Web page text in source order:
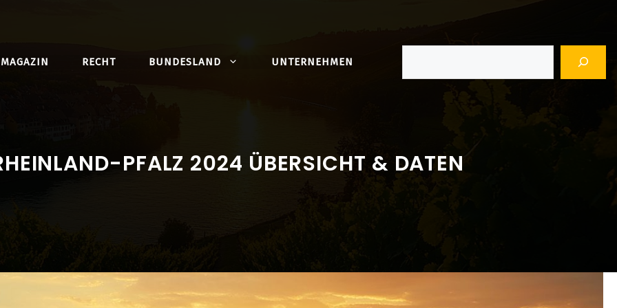
MAGAZIN RECHT BUNDESLAND UNTERNEHMEN
PFALZ 2024 ÜBERSICHT & DATEN